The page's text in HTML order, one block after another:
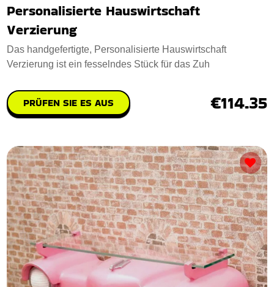
Personalisierte Hauswirtschaft
Verzierung
Das handgefertigte, Personalisierte Hauswirtschaft
Verzierung ist ein fesselndes Stück für das Zuh
PRÜFEN SIE ES AUS €114.35